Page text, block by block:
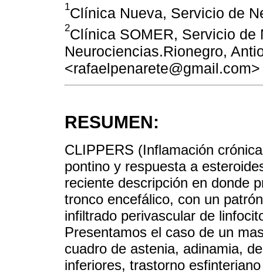
1Clínica Nueva, Servicio de
2Clínica SOMER, Servicio de
Neurociencias.Rionegro,
<rafaelpenarete@gmail.com>
RESUMEN:
CLIPPERS (Inflamación
pontino y respuesta a
reciente descripción en donde
tronco encefálico, con un
infiltrado perivascular de
Presentamos el caso de un
cuadro de astenia, adinamia,
inferiores, trastorno